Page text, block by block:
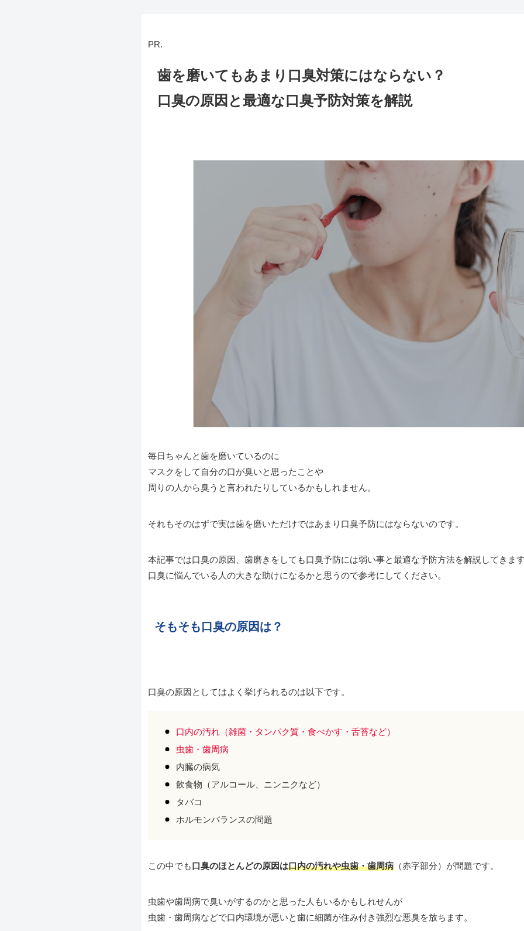
PR.
歯を磨いてもあまり口臭対策にはならない？
口臭の原因と最適な口臭予防対策を解説
毎日ちゃんと歯を磨いているのに
マスクをして自分の口が臭いと思ったことや
周りの人から臭うと言われたりしているかもしれません。
それもそのはずで実は歯を磨いただけではあまり口臭予防にはならないのです。
本記事では口臭の原因、歯磨きをしても口臭予防には弱い事と最適な予防方法を解説してきま
口臭に悩んでいる人の大きな助けになるかと思うので参考にしてください。
そもそも口臭の原因は？
口臭の原因としてはよく挙げられるのは以下です。
口内の汚れ（雑菌・タンパク質・食べかす・舌苔など）
虫歯・歯周病
内臓の病気
飲食物（アルコール、ニンニクなど）
タバコ
ホルモンバランスの問題
この中でも口臭のほとんどの原因は口内の汚れや虫歯・歯周病 （赤字部分）が問題です。
虫歯や歯周病で臭いがするのかと思った人もいるかもしれせんが
虫歯・歯周病などで口内環境が悪いと歯に細菌が住み付き強烈な悪臭を放ちます。